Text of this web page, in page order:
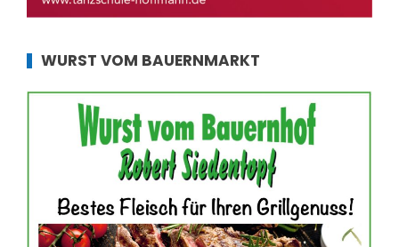
WURST VOM BAUERNMARKT